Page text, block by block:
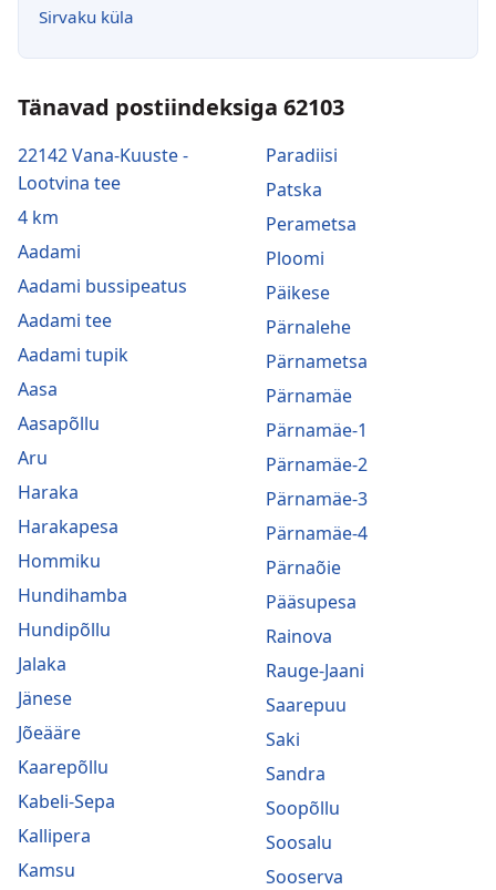
Sirvaku küla
Tänavad postiindeksiga 62103
22142 Vana-Kuuste -
Lootvina tee
4 km
Aadami
Aadami bussipeatus
Aadami tee
Aadami tupik
Aasa
Aasapõllu
Aru
Haraka
Harakapesa
Hommiku
Hundihamba
Hundipõllu
Jalaka
Jänese
Jõeääre
Kaarepõllu
Kabeli-Sepa
Kallipera
Kamsu
Paradiisi
Patska
Perametsa
Ploomi
Päikese
Pärnalehe
Pärnametsa
Pärnamäe
Pärnamäe-1
Pärnamäe-2
Pärnamäe-3
Pärnamäe-4
Pärnaõie
Pääsupesa
Rainova
Rauge-Jaani
Saarepuu
Saki
Sandra
Soopõllu
Soosalu
Sooserva